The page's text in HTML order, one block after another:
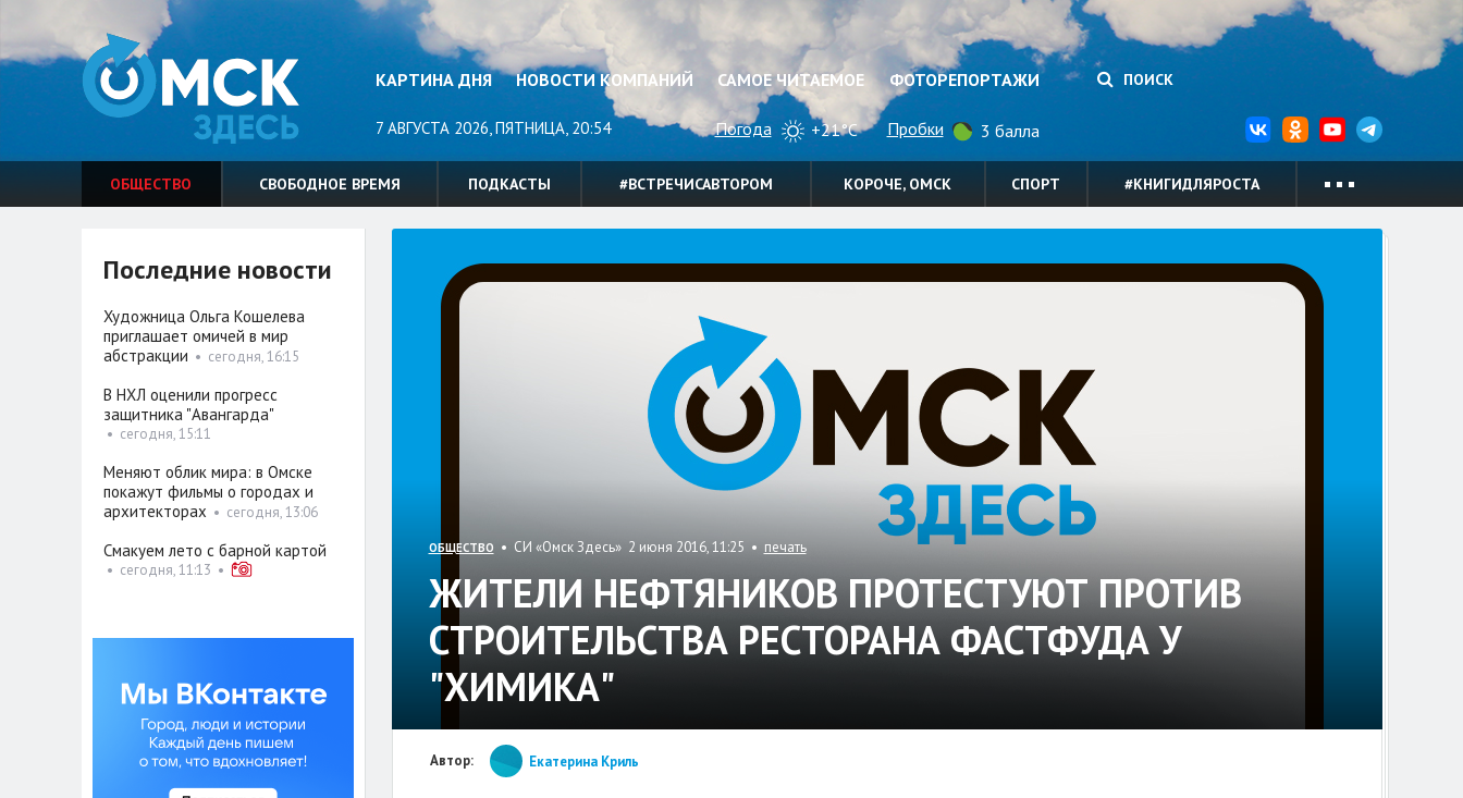
КАРТИНА ДНЯ НОВОСТИ КОМПАНИЙ САМОЕ ЧИТАЕМОЕ ФОТОРЕПОРТАЖИ ПОИСК
7 АВГУСТА 2026, ПЯТНИЦА, 20:54 Погода +21°C Пробки 3 балла
ОБЩЕСТВО СВОБОДНОЕ ВРЕМЯ ПОДКАСТЫ #ВСТРЕЧИСАВТОРОМ КОРОЧЕ, ОМСК СПОРТ #КНИГИДЛЯРОСТА
ОБЩЕСТВО • СИ «Омск Здесь» 2 июня 2016, 11:25 • печать
ЖИТЕЛИ НЕФТЯНИКОВ ПРОТЕСТУЮТ ПРОТИВ
СТРОИТЕЛЬСТВА РЕСТОРАНА ФАСТФУДА У
"ХИМИКА"
Автор: Екатерина Криль
Последние новости
Художница Ольга Кошелева
приглашает омичей в мир
абстракции • сегодня, 16:15
В НХЛ оценили прогресс
защитника "Авангарда"
• сегодня, 15:11
Меняют облик мира: в Омске
покажут фильмы о городах и
архитекторах • сегодня, 13:06
Смакуем лето с барной картой
• сегодня, 11:13 •